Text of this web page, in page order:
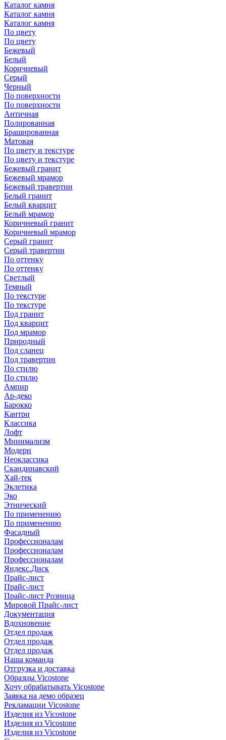
Каталог камня
Каталог камня
Каталог камня
По цвету
По цвету
Бежевый
Белый
Коричневый
Серый
Черный
По поверхности
По поверхности
Античная
Полированная
Брашированная
Матовая
По цвету и текстуре
По цвету и текстуре
Бежевый гранит
Бежевый мрамор
Бежевый травертин
Белый гранит
Белый кварцит
Белый мрамор
Коричневый гранит
Коричневый мрамор
Серый гранит
Серый травертин
По оттенку
По оттенку
Светлый
Темный
По текстуре
По текстуре
Под гранит
Под кварцит
Под мрамор
Природный
Под сланец
Под травертин
По стилю
По стилю
Ампир
Ар-деко
Барокко
Кантри
Классика
Лофт
Минимализм
Модерн
Неоклассика
Скандинавский
Хай-тек
Эклетика
Эко
Этнический
По применению
По применению
Фасадный
Профессионалам
Профессионалам
Профессионалам
Яндекс.Диск
Прайс-лист
Прайс-лист
Прайс-лист Розница
Мировой Прайс-лист
Документация
Вдохновение
Отдел продаж
Отдел продаж
Отдел продаж
Наша команда
Отгрузка и доставка
Образцы Vicostone
Хочу обрабатывать Vicostone
Заявка на демо образец
Рекламации Vicostone
Изделия из Vicostone
Изделия из Vicostone
Изделия из Vicostone